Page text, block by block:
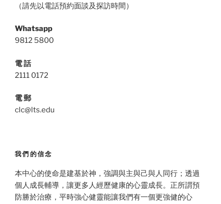
（請先以電話預約面談及探訪時間）
Whatsapp
9812 5800
電 話
2111 0172
電 郵
clc@lts.edu
我們的信念
本中心的使命是建基於神，強調與主與己與人同行；透過
個人成長輔導，讓更多人經歷健康的心靈成長。正所謂預
防勝於治療，平時強心健靈能讓我們有一個更強健的心